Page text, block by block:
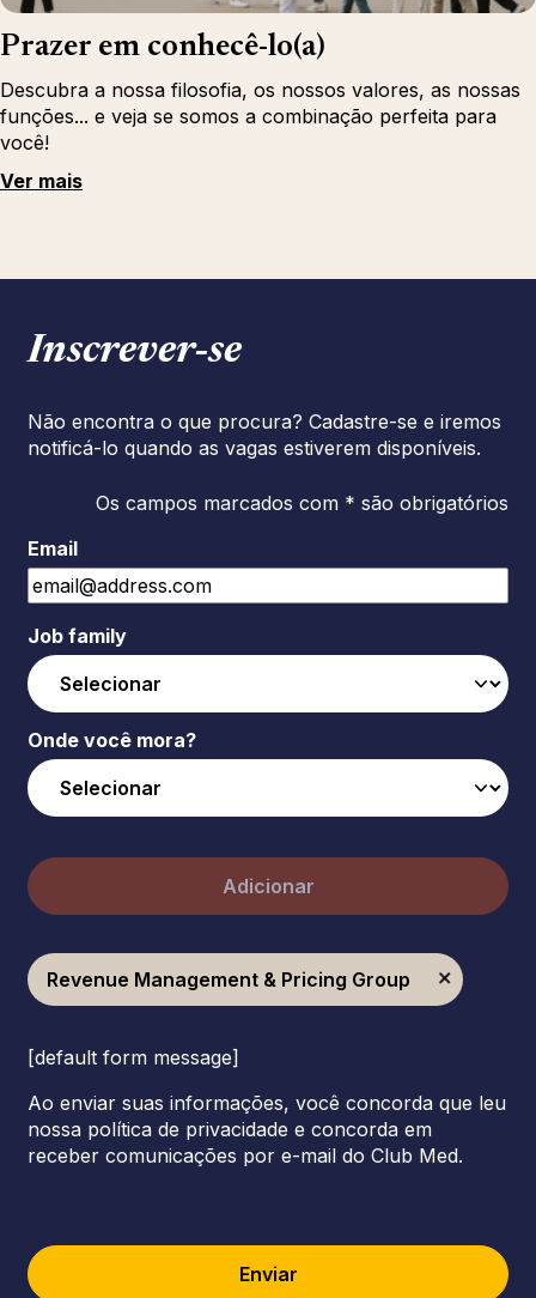
Prazer em conhecê-lo(a)
Descubra a nossa filosofia, os nossos valores, as nossas
funções... e veja se somos a combinação perfeita para
você!
Ver mais
Inscrever‑se
Não encontra o que procura? Cadastre-se e iremos
notificá-lo quando as vagas estiverem disponíveis.
Os campos marcados com * são obrigatórios
Email
Job family
Onde você mora?
Adicionar
Revenue Management & Pricing Group
[default form message]
Ao enviar suas informações, você concorda que leu
nossa política de privacidade e concorda em
receber comunicações por e-mail do Club Med.
Enviar